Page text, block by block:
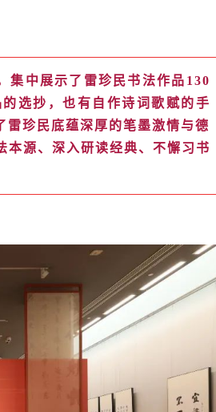
集中展示了雷珍民书法作品130
选抄，也有自作诗词歌赋的手
珍民底蕴深厚的笔墨激情与德
本源、深入研读经典、不懈习书